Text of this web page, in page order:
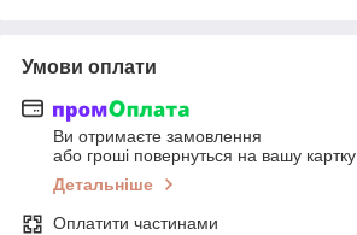
Умови оплати
Ви отримаєте замовлення
або гроші повернуться на вашу картку
Детальніше
Оплатити частинами